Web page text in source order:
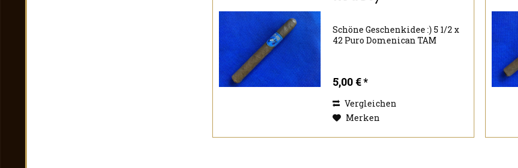
Schöne Geschenkidee :) 5 1/2 x
42 Puro Domenican TAM
5,00 € *
Vergleichen
Merken